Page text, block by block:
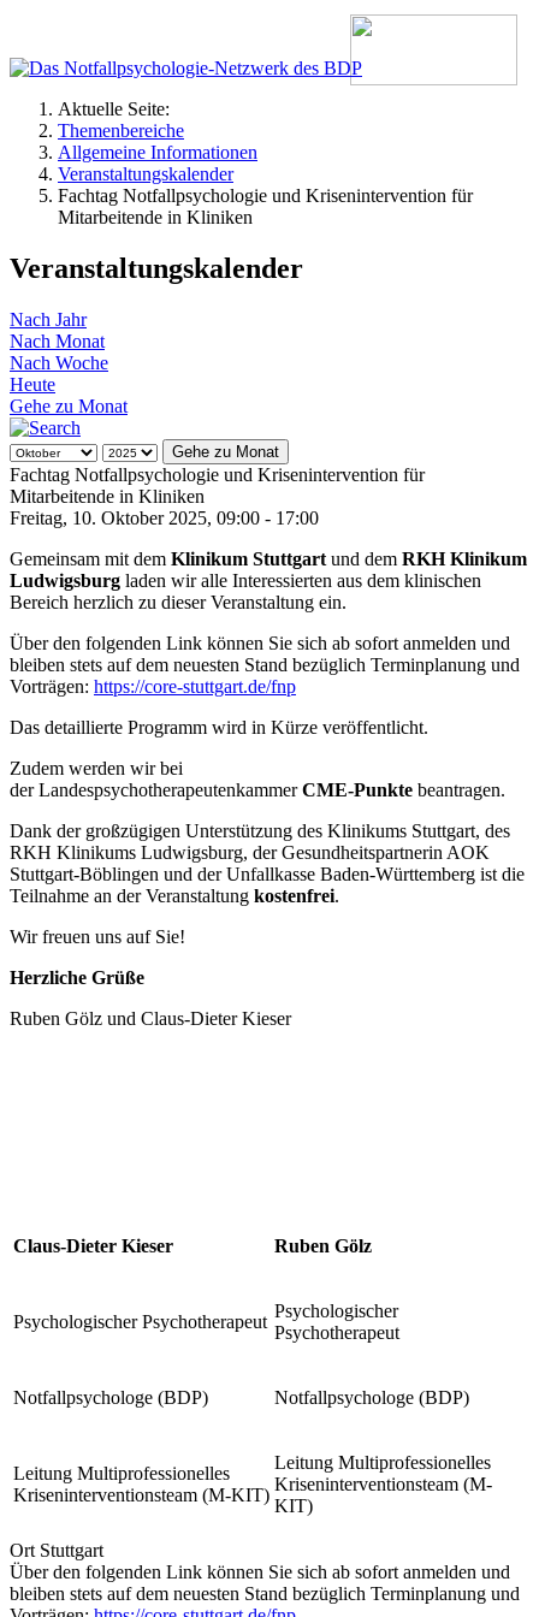
Aktuelle Seite:
Themenbereiche
Allgemeine Informationen
Veranstaltungskalender
Fachtag Notfallpsychologie und Krisenintervention für
Mitarbeitende in Kliniken
Veranstaltungskalender
Nach Jahr
Nach Monat
Nach Woche
Heute
Gehe zu Monat
Gehe zu Monat
Fachtag Notfallpsychologie und Krisenintervention für
Mitarbeitende in Kliniken
Freitag, 10. Oktober 2025, 09:00 - 17:00
Gemeinsam mit dem Klinikum Stuttgart und dem RKH Klinikum
Ludwigsburg laden wir alle Interessierten aus dem klinischen
Bereich herzlich zu dieser Veranstaltung ein.
Über den folgenden Link können Sie sich ab sofort anmelden und
bleiben stets auf dem neuesten Stand bezüglich Terminplanung und
Vorträgen: https://core-stuttgart.de/fnp
Das detaillierte Programm wird in Kürze veröffentlicht.
Zudem werden wir bei
der LandespsychotherapeutenkammerCME-Punkte beantragen.
Dank der großzügigen Unterstützung des Klinikums Stuttgart, des
RKH Klinikums Ludwigsburg, der Gesundheitspartnerin AOK
Stuttgart-Böblingen und der Unfallkasse Baden-Württemberg ist die
Teilnahme an der Veranstaltung kostenfrei.
Wir freuen uns auf Sie!
Herzliche Grüße
Ruben Gölz und Claus-Dieter Kieser
Claus-Dieter Kieser Ruben Gölz
Psychologischer Psychotherapeut
Psychologischer
Psychotherapeut
Notfallpsychologe (BDP) Notfallpsychologe (BDP)
Leitung Multiprofessionelles
Kriseninterventionsteam (M-KIT)
Leitung Multiprofessionelles
Kriseninterventionsteam (M-
KIT)
Ort Stuttgart
Über den folgenden Link können Sie sich ab sofort anmelden und
bleiben stets auf dem neuesten Stand bezüglich Terminplanung und